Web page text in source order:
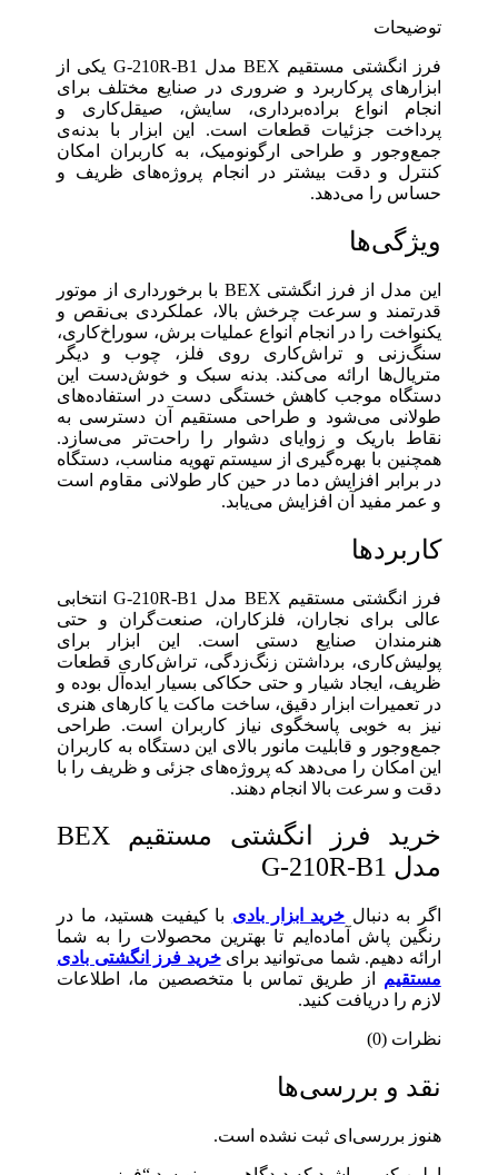
توضیحات
فرز انگشتی مستقیم BEX مدل G-210R-B1 یکی از
ابزارهای پرکاربرد و ضروری در صنایع مختلف برای
انجام انواع براده‌برداری، سایش، صیقل‌کاری و
پرداخت جزئیات قطعات است. این ابزار با بدنه‌ی
جمع‌وجور و طراحی ارگونومیک، به کاربران امکان
کنترل و دقت بیشتر در انجام پروژه‌های ظریف و
حساس را می‌دهد.
ویژگی‌ها
این مدل از فرز انگشتی BEX با برخورداری از موتور
قدرتمند و سرعت چرخش بالا، عملکردی بی‌نقص و
یکنواخت را در انجام انواع عملیات برش، سوراخ‌کاری،
سنگ‌زنی و تراش‌کاری روی فلز، چوب و دیگر
متریال‌ها ارائه می‌کند. بدنه سبک و خوش‌دست این
دستگاه موجب کاهش خستگی دست در استفاده‌های
طولانی می‌شود و طراحی مستقیم آن دسترسی به
نقاط باریک و زوایای دشوار را راحت‌تر می‌سازد.
همچنین با بهره‌گیری از سیستم تهویه مناسب، دستگاه
در برابر افزایش دما در حین کار طولانی مقاوم است
و عمر مفید آن افزایش می‌یابد.
کاربردها
فرز انگشتی مستقیم BEX مدل G-210R-B1 انتخابی
عالی برای نجاران، فلزکاران، صنعت‌گران و حتی
هنرمندان صنایع دستی است. این ابزار برای
پولیش‌کاری، برداشتن زنگ‌زدگی، تراش‌کاری قطعات
ظریف، ایجاد شیار و حتی حکاکی بسیار ایده‌آل بوده و
در تعمیرات ابزار دقیق، ساخت ماکت یا کارهای هنری
نیز به خوبی پاسخگوی نیاز کاربران است. طراحی
جمع‌وجور و قابلیت مانور بالای این دستگاه به کاربران
این امکان را می‌دهد که پروژه‌های جزئی و ظریف را با
دقت و سرعت بالا انجام دهند.
خرید فرز انگشتی مستقیم BEX
مدل G-210R-B1
اگر به دنبال خرید ابزار بادی با کیفیت هستید، ما در
رنگین پاش آماده‌ایم تا بهترین محصولات را به شما
ارائه دهیم. شما می‌توانید برایخرید فرز انگشتی بادی
مستقیم از طریق تماس با متخصصین ما، اطلاعات
لازم را دریافت کنید.
نظرات (0)
نقد و بررسی‌ها
هنوز بررسی‌ای ثبت نشده است.